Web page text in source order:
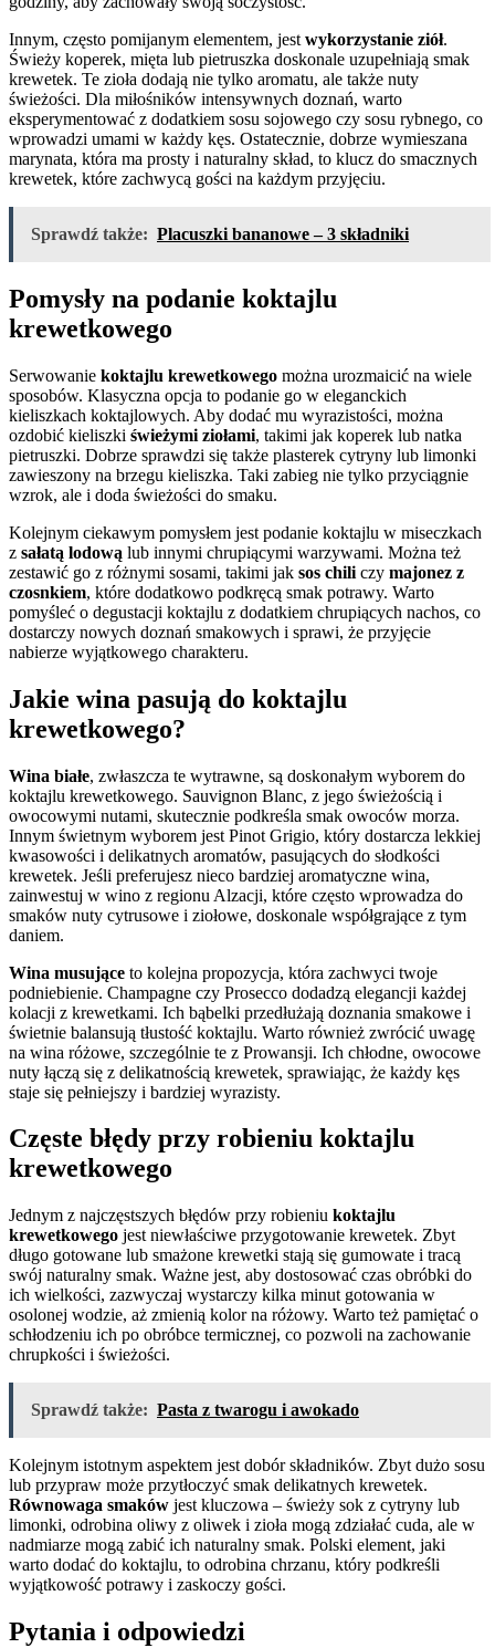
Innym, często pomijanym elementem, jest wykorzystanie ziół.
Świeży koperek, mięta lub pietruszka doskonale uzupełniają smak
krewetek. Te zioła dodają nie tylko aromatu, ale także nuty
świeżości. Dla miłośników intensywnych doznań, warto
eksperymentować z dodatkiem sosu sojowego czy sosu rybnego, co
wprowadzi umami w każdy kęs. Ostatecznie, dobrze wymieszana
marynata, która ma prosty i naturalny skład, to klucz do smacznych
krewetek, które zachwycą gości na każdym przyjęciu.
Sprawdź także: Placuszki bananowe – 3 składniki
Pomysły na podanie koktajlu
krewetkowego
Serwowanie koktajlu krewetkowego można urozmaicić na wiele
sposobów. Klasyczna opcja to podanie go w eleganckich
kieliszkach koktajlowych. Aby dodać mu wyrazistości, można
ozdobić kieliszki świeżymi ziołami, takimi jak koperek lub natka
pietruszki. Dobrze sprawdzi się także plasterek cytryny lub limonki
zawieszony na brzegu kieliszka. Taki zabieg nie tylko przyciągnie
wzrok, ale i doda świeżości do smaku.
Kolejnym ciekawym pomysłem jest podanie koktajlu w miseczkach
z sałatą lodową lub innymi chrupiącymi warzywami. Można też
zestawić go z różnymi sosami, takimi jak sos chili czy majonez z
czosnkiem, które dodatkowo podkręcą smak potrawy. Warto
pomyśleć o degustacji koktajlu z dodatkiem chrupiących nachos, co
dostarczy nowych doznań smakowych i sprawi, że przyjęcie
nabierze wyjątkowego charakteru.
Jakie wina pasują do koktajlu
krewetkowego?
Wina białe, zwłaszcza te wytrawne, są doskonałym wyborem do
koktajlu krewetkowego. Sauvignon Blanc, z jego świeżością i
owocowymi nutami, skutecznie podkreśla smak owoców morza.
Innym świetnym wyborem jest Pinot Grigio, który dostarcza lekkiej
kwasowości i delikatnych aromatów, pasujących do słodkości
krewetek. Jeśli preferujesz nieco bardziej aromatyczne wina,
zainwestuj w wino z regionu Alzacji, które często wprowadza do
smaków nuty cytrusowe i ziołowe, doskonale współgrające z tym
daniem.
Wina musujące to kolejna propozycja, która zachwyci twoje
podniebienie. Champagne czy Prosecco dodadzą elegancji każdej
kolacji z krewetkami. Ich bąbelki przedłużają doznania smakowe i
świetnie balansują tłustość koktajlu. Warto również zwrócić uwagę
na wina różowe, szczególnie te z Prowansji. Ich chłodne, owocowe
nuty łączą się z delikatnością krewetek, sprawiając, że każdy kęs
staje się pełniejszy i bardziej wyrazisty.
Częste błędy przy robieniu koktajlu
krewetkowego
Jednym z najczęstszych błędów przy robieniu koktajlu
krewetkowego jest niewłaściwe przygotowanie krewetek. Zbyt
długo gotowane lub smażone krewetki stają się gumowate i tracą
swój naturalny smak. Ważne jest, aby dostosować czas obróbki do
ich wielkości, zazwyczaj wystarczy kilka minut gotowania w
osolonej wodzie, aż zmienią kolor na różowy. Warto też pamiętać o
schłodzeniu ich po obróbce termicznej, co pozwoli na zachowanie
chrupkości i świeżości.
Sprawdź także: Pasta z twarogu i awokado
Kolejnym istotnym aspektem jest dobór składników. Zbyt dużo sosu
lub przypraw może przytłoczyć smak delikatnych krewetek.
Równowaga smaków jest kluczowa – świeży sok z cytryny lub
limonki, odrobina oliwy z oliwek i zioła mogą zdziałać cuda, ale w
nadmiarze mogą zabić ich naturalny smak. Polski element, jaki
warto dodać do koktajlu, to odrobina chrzanu, który podkreśli
wyjątkowość potrawy i zaskoczy gości.
Pytania i odpowiedzi